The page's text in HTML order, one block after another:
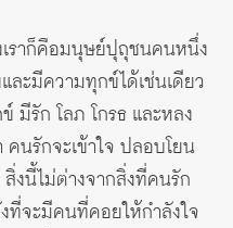
ราก็คือมนุษย์ปุถุชนคนหนึ่ง
ะมีความทุกข์ได้เช่นเดียว
มีรัก โลภ โกรธ และหลง
นรักจะเข้าใจ ปลอบโยน
สิ่งนี้ไม่ต่างจากสิ่งที่คนรัก
ที่จะมีคนที่คอยให้กำลังใจ